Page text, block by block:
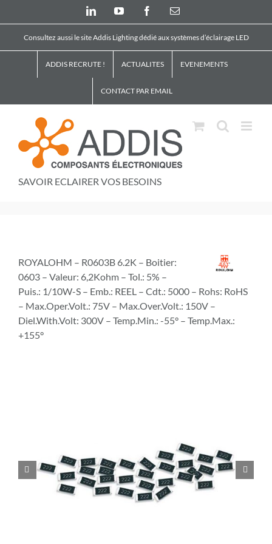
LinkedInYouTube FacebookEmail
Consultez aussi le site Addis Lighting dédié aux systèmes d’éclairage LED
ADDIS RECRUTE ! ACTUALITES EVENEMENTS
CONTACT PAR EMAIL
SAVOIR ECLAIRER VOS BESOINS
ROYALOHM – R0603B 6.2K – Boitier:
0603 – Valeur: 6,2Kohm – Tol.: 5% –
Puis.: 1/10W-S – Emb.: REEL – Cdt.: 5000 – Rohs: RoHS
– Max.Oper.Volt.: 75V – Max.Over.Volt.: 150V –
Diel.With.Volt: 300V – Temp.Min.: -55° – Temp.Max.:
+155°
 